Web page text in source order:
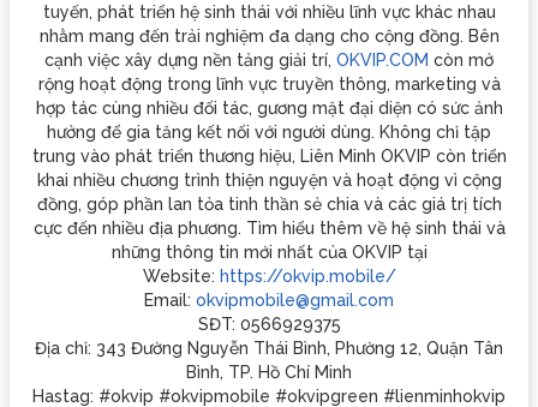
tuyến, phát triển hệ sinh thái với nhiều lĩnh vực khác nhau
nhằm mang đến trải nghiệm đa dạng cho cộng đồng. Bên
cạnh việc xây dựng nền tảng giải trí, OKVIP.COM còn mở
rộng hoạt động trong lĩnh vực truyền thông, marketing và
hợp tác cùng nhiều đối tác, gương mặt đại diện có sức ảnh
hưởng để gia tăng kết nối với người dùng. Không chỉ tập
trung vào phát triển thương hiệu, Liên Minh OKVIP còn triển
khai nhiều chương trình thiện nguyện và hoạt động vì cộng
đồng, góp phần lan tỏa tinh thần sẻ chia và các giá trị tích
cực đến nhiều địa phương. Tìm hiểu thêm về hệ sinh thái và
những thông tin mới nhất của OKVIP tại
Website: https://okvip.mobile/
Email: okvipmobile@gmail.com
SĐT: 0566929375
Địa chỉ: 343 Đường Nguyễn Thái Bình, Phường 12, Quận Tân
Bình, TP. Hồ Chí Minh
Hastag: #okvip #okvipmobile #okvipgreen #lienminhokvip